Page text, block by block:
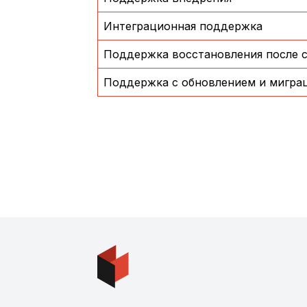
Интеграционная поддержка
Поддержка восстановления после
Поддержка с обновлением и